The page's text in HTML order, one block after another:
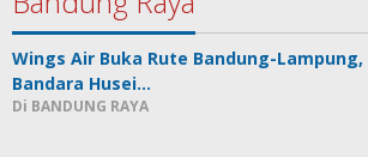
Wings Air Buka Rute Bandung-Lampung,
Bandara Husei…
Di BANDUNG RAYA